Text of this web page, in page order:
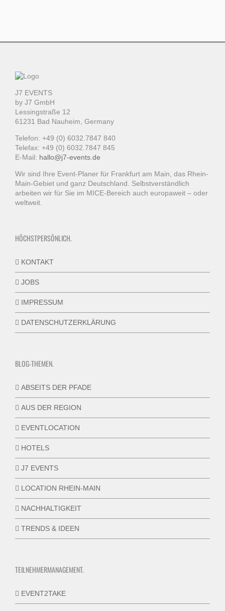
J7 EVENTS
by J7 GmbH
Lessingstraße 12
61231 Bad Nauheim, Germany
Telefon: +49 (0) 6032.7847 840
Telefax: +49 (0) 6032.7847 845
E-Mail: hallo@j7-events.de
Wir sind Ihre Event-Planer für Frankfurt am Main, das Rhein-
Main-Gebiet und ganz Deutschland. Selbstverständlich
arbeiten wir für Sie im MICE-Bereich auch europaweit – oder
weltweit.
HÖCHSTPERSÖNLICH.
KONTAKT
JOBS
IMPRESSUM
DATENSCHUTZERKLÄRUNG
BLOG-THEMEN.
ABSEITS DER PFADE
AUS DER REGION
EVENTLOCATION
HOTELS
J7 EVENTS
LOCATION RHEIN-MAIN
NACHHALTIGKEIT
TRENDS & IDEEN
TEILNEHMERMANAGEMENT.
EVENT2TAKE